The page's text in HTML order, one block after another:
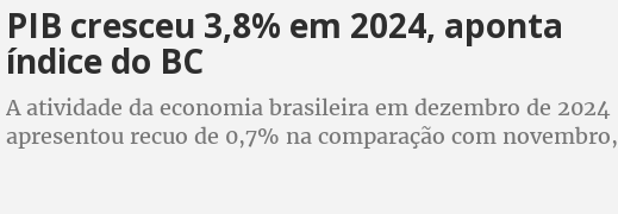
PIB cresceu 3,8% em 2024, aponta
índice do BC
A atividade da economia brasileira em dezembro de 2024
apresentou recuo de 0,7% na comparação com novembro,